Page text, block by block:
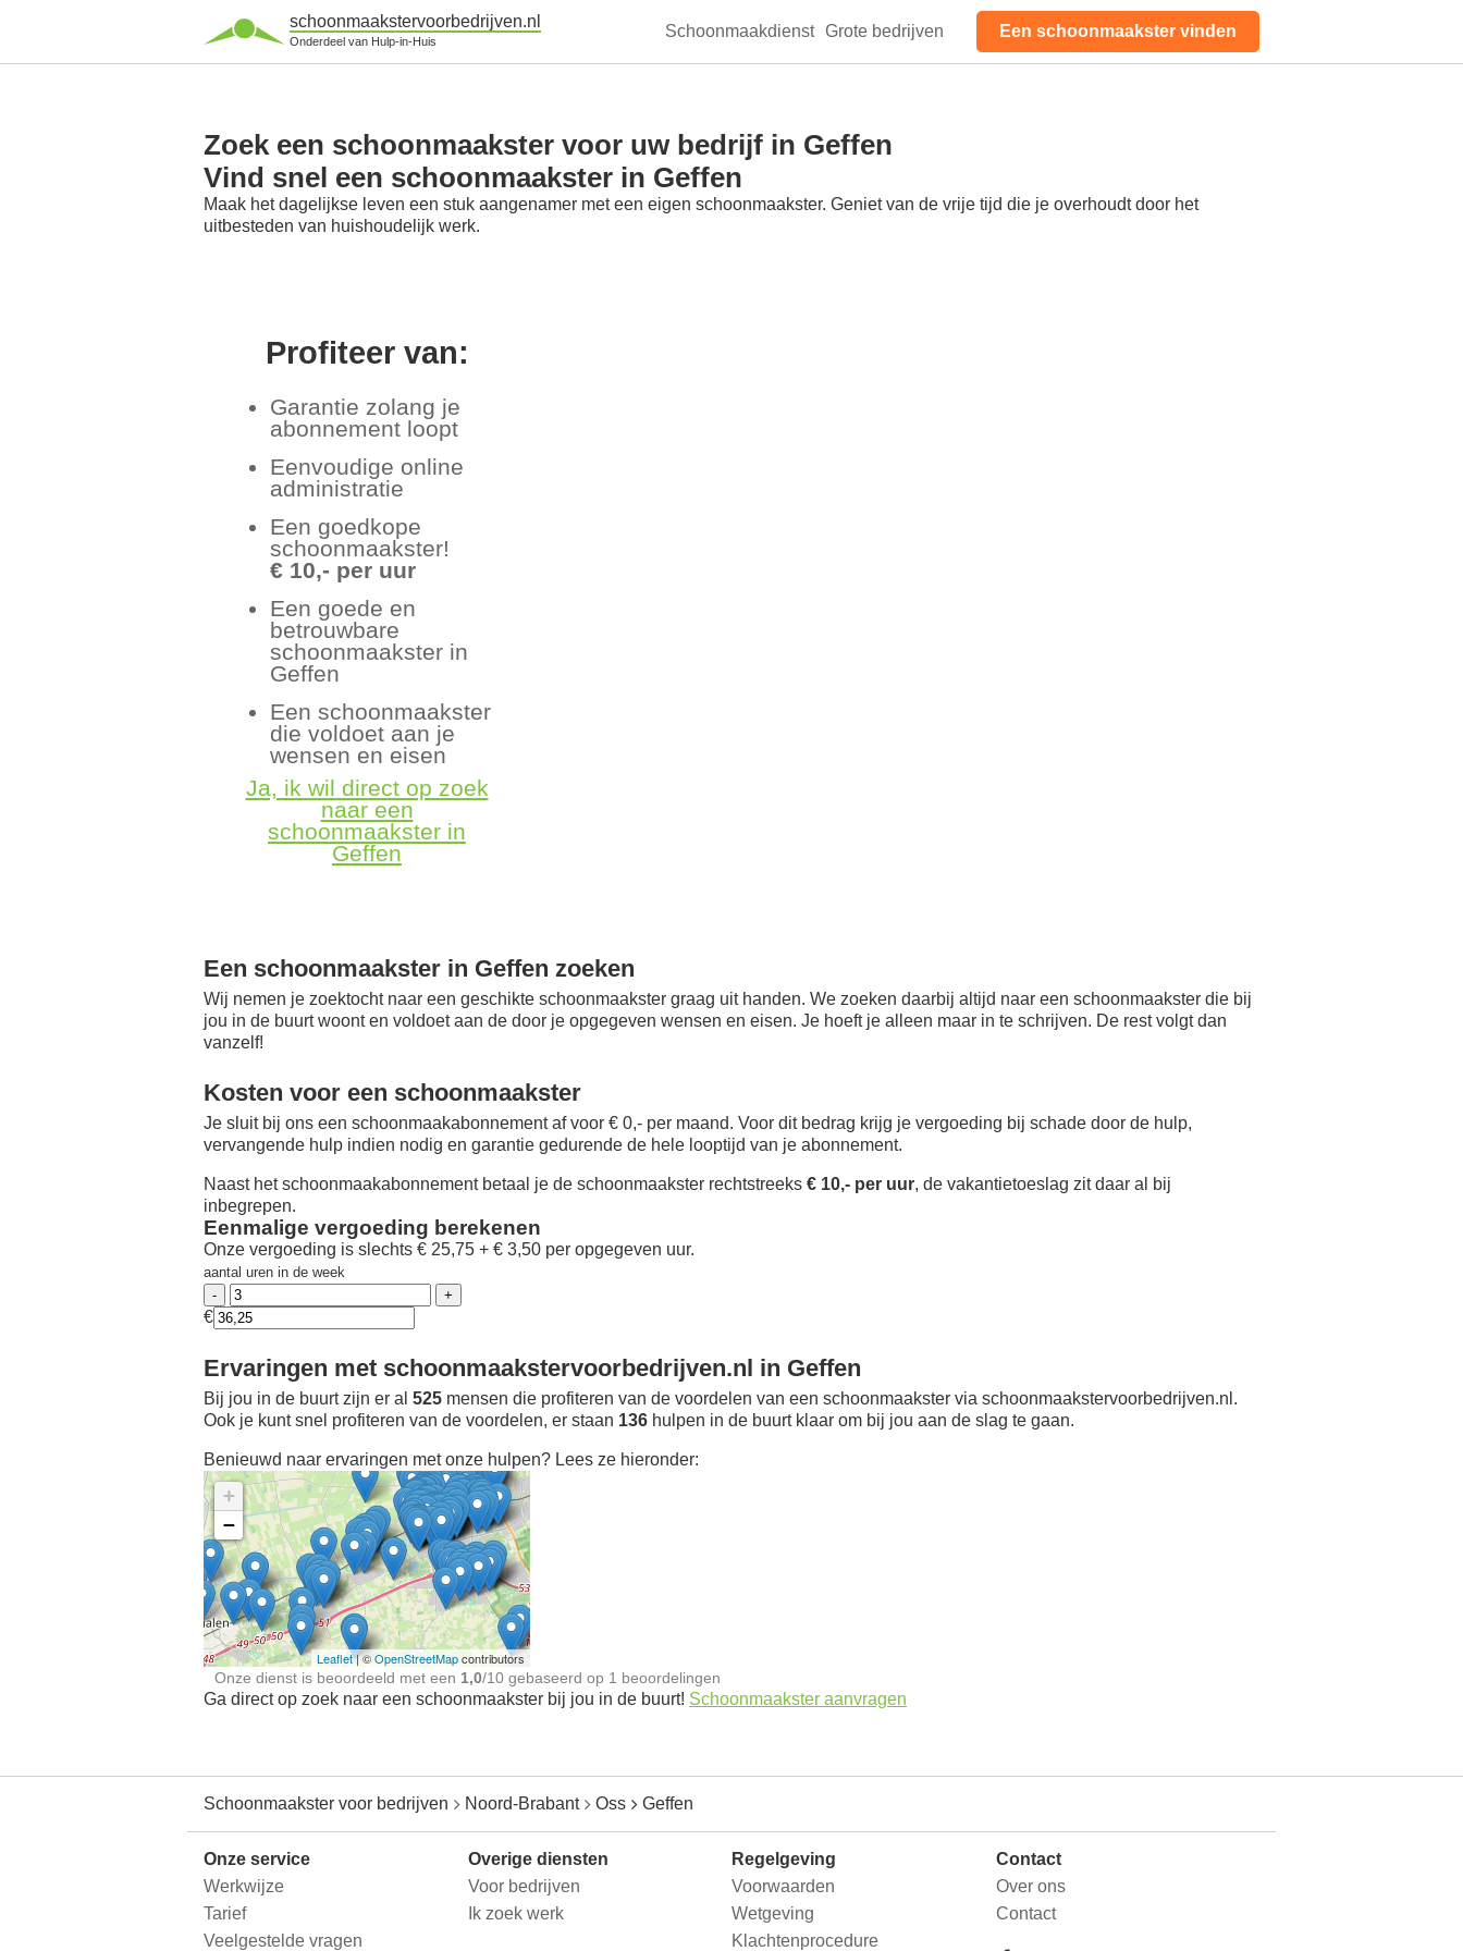
schoonmaakstervoorbedrijven.nl
Onderdeel van Hulp-in-Huis
Schoonmaakdienst Grote bedrijven Een schoonmaakster vinden
Zoek een schoonmaakster voor uw bedrijf in Geffen
Vind snel een schoonmaakster in Geffen
Maak het dagelijkse leven een stuk aangenamer met een eigen schoonmaakster. Geniet van de vrije tijd die je overhoudt door het
uitbesteden van huishoudelijk werk.
Profiteer van:
Garantie zolang je
abonnement loopt
Eenvoudige online
administratie
Een goedkope
schoonmaakster!
€ 10,- per uur
Een goede en
betrouwbare
schoonmaakster in
Geffen
Een schoonmaakster
die voldoet aan je
wensen en eisen
Ja, ik wil direct op zoek
naar een
schoonmaakster in
Geffen
Een schoonmaakster in Geffen zoeken
Wij nemen je zoektocht naar een geschikte schoonmaakster graag uit handen. We zoeken daarbij altijd naar een schoonmaakster die bij
jou in de buurt woont en voldoet aan de door je opgegeven wensen en eisen. Je hoeft je alleen maar in te schrijven. De rest volgt dan
vanzelf!
Kosten voor een schoonmaakster
Je sluit bij ons een schoonmaakabonnement af voor € 0,- per maand. Voor dit bedrag krijg je vergoeding bij schade door de hulp,
vervangende hulp indien nodig en garantie gedurende de hele looptijd van je abonnement.
Naast het schoonmaakabonnement betaal je de schoonmaakster rechtstreeks € 10,- per uur, de vakantietoeslag zit daar al bij
inbegrepen.
Eenmalige vergoeding berekenen
Onze vergoeding is slechts € 25,75 + € 3,50 per opgegeven uur.
aantal uren in de week
€
Ervaringen met schoonmaakstervoorbedrijven.nl in Geffen
Bij jou in de buurt zijn er al 525 mensen die profiteren van de voordelen van een schoonmaakster via schoonmaakstervoorbedrijven.nl.
Ook je kunt snel profiteren van de voordelen, er staan 136 hulpen in de buurt klaar om bij jou aan de slag te gaan.
Benieuwd naar ervaringen met onze hulpen? Lees ze hieronder:
Ontdek meer ervaringen
Schoonmaakster bij
jou in de buurt
+
−
Leaflet| ©OpenStreetMapcontributors
Onze dienst is beoordeeld met een 1,0/10 gebaseerd op 1 beoordelingen
Ga direct op zoek naar een schoonmaakster bij jou in de buurt! Schoonmaakster aanvragen
Schoonmaakster voor bedrijven Noord-Brabant Oss Geffen
Onze service
Werkwijze
Tarief
Veelgestelde vragen
Overige diensten
Voor bedrijven
Ik zoek werk
Regelgeving
Voorwaarden
Wetgeving
Klachtenprocedure
Contact
Over ons
Contact